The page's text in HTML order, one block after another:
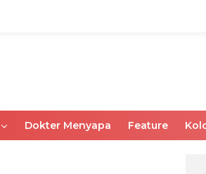
Dokter Menyapa Feature